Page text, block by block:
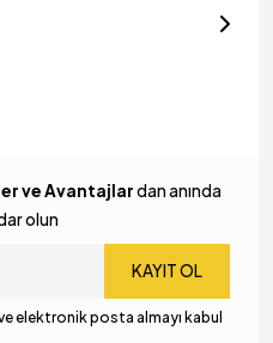
ve Avantajlardan anında
olun
KAYIT OL
elektronik posta almayı kabul